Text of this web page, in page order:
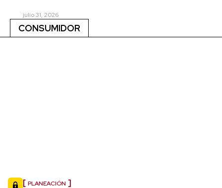
julio 31, 2026
CONSUMIDOR
PLANEACIÓN